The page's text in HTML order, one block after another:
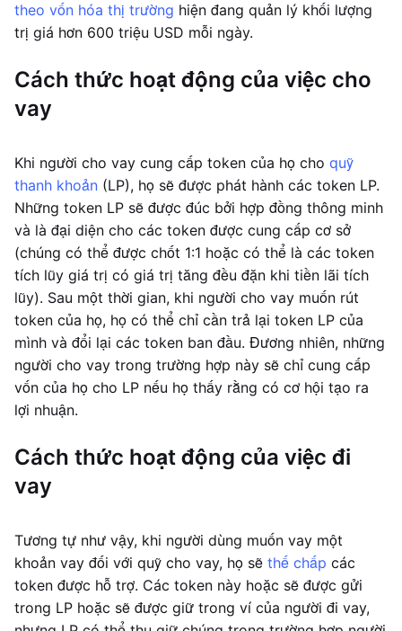
theo vốn hóa thị trường hiện đang quản lý khối lượng
trị giá hơn 600 triệu USD mỗi ngày.
Cách thức hoạt động của việc cho
vay
Khi người cho vay cung cấp token của họ cho quỹ
thanh khoản (LP), họ sẽ được phát hành các token LP.
Những token LP sẽ được đúc bởi hợp đồng thông minh
và là đại diện cho các token được cung cấp cơ sở
(chúng có thể được chốt 1:1 hoặc có thể là các token
tích lũy giá trị có giá trị tăng đều đặn khi tiền lãi tích
lũy). Sau một thời gian, khi người cho vay muốn rút
token của họ, họ có thể chỉ cần trả lại token LP của
mình và đổi lại các token ban đầu. Đương nhiên, những
người cho vay trong trường hợp này sẽ chỉ cung cấp
vốn của họ cho LP nếu họ thấy rằng có cơ hội tạo ra
lợi nhuận.
Cách thức hoạt động của việc đi
vay
Tương tự như vậy, khi người dùng muốn vay một
khoản vay đối với quỹ cho vay, họ sẽ thế chấp các
token được hỗ trợ. Các token này hoặc sẽ được gửi
trong LP hoặc sẽ được giữ trong ví của người đi vay,